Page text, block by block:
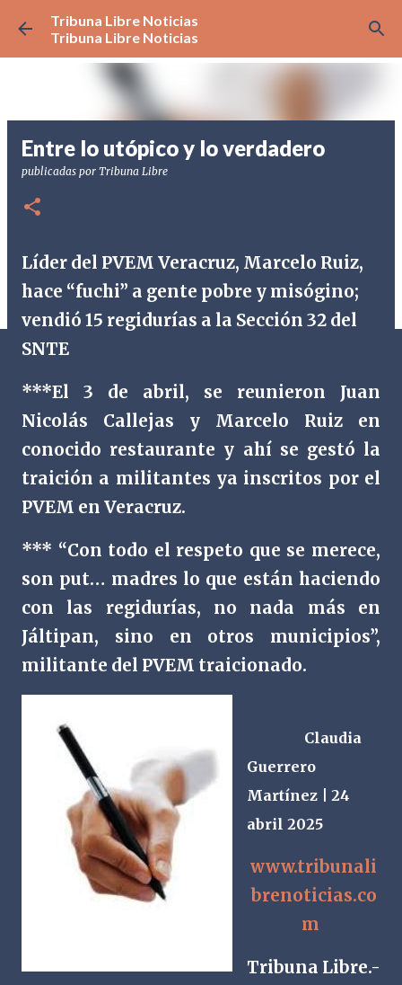
Ir al contenido principal
Tribuna Libre Noticias
Tribuna Libre Noticias
Entre lo utópico y lo verdadero
publicadas por Tribuna Libre
Líder del PVEM Veracruz, Marcelo Ruiz,
hace “fuchi” a gente pobre y misógino;
vendió 15 regidurías a la Sección 32 del
SNTE
***El 3 de abril, se reunieron Juan
Nicolás Callejas y Marcelo Ruiz en
conocido restaurante y ahí se gestó la
traición a militantes ya inscritos por el
PVEM en Veracruz.
*** “Con todo el respeto que se merece,
son put… madres lo que están haciendo
con las regidurías, no nada más en
Jáltipan, sino en otros municipios”,
militante del PVEM traicionado.
Claudia
Guerrero
Martínez | 24
abril 2025
www.tribunali
brenoticias.co
m
Tribuna Libre.-